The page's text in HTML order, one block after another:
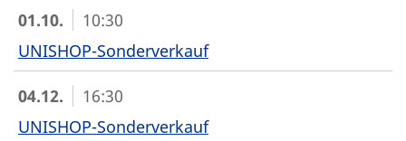
01.10.
10:30
UNISHOP-Sonderverkauf
04.12.
16:30
UNISHOP-Sonderverkauf